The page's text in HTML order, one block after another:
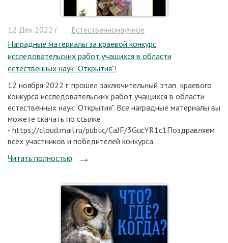
12 Дек 2022 г.
Естественнонаучное
Наградные материалы за краевой конкурс
исследовательских работ учащихся в области
естественных наук "Открытия"!
12 ноября 2022 г. прошел заключительный этап краевого
конкурса исследовательских работ учащихся в области
естественных наук "Открытия". Все наградные материалы вы
можете скачать по ссылке
- https://cloud.mail.ru/public/CaJF/3GucYR1c1Поздравляем
всех участников и победителей конкурса...
Читать полностью